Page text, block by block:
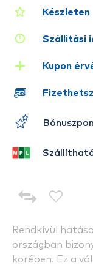
Rendkívül
országban
körében. Ez a
Készleten
Szállítási
Kupon